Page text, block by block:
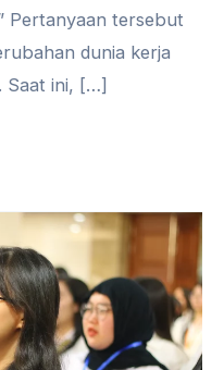
Pertanyaan tersebut
dunia kerja
Saat ini, […]